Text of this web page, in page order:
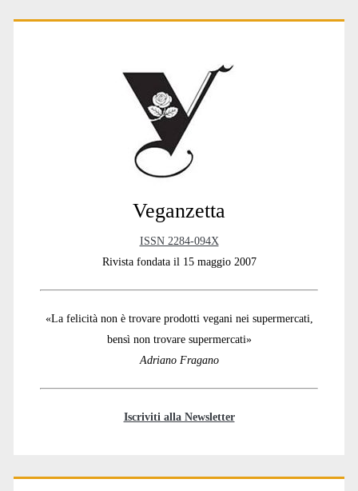
Primary
Veganzetta
ISSN 2284-094X
Rivista fondata il 15 maggio 2007
«La felicità non è trovare prodotti vegani nei supermercati,
bensì non trovare supermercati»
Adriano Fragano
Iscriviti alla Newsletter